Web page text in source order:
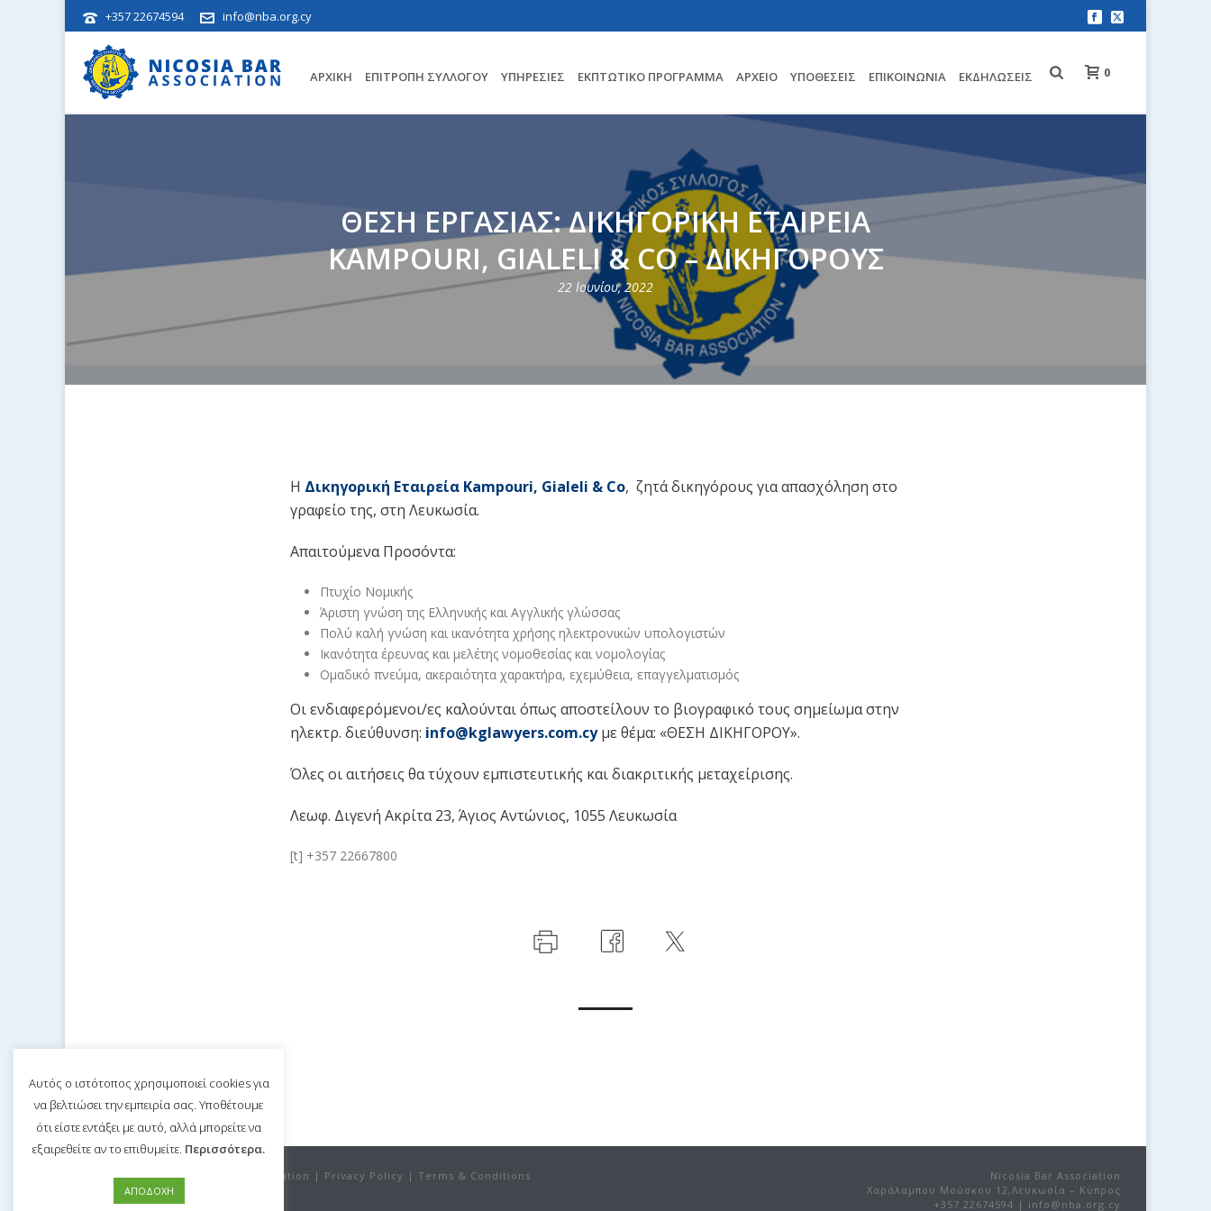
+357 22674594 info@nba.org.cy
ΑΡΧΙΚΉ ΕΠΙΤΡΟΠΗ ΣΥΛΛΟΓΟΥ ΥΠΗΡΕΣΊΕΣ ΕΚΠΤΩΤΙΚΌ ΠΡΌΓΡΑΜΜΑ ΑΡΧΕΊΟ ΥΠΟΘΈΣΕΙΣ EΠΙΚΟΙΝΩΝΊΑ ΕΚΔΗΛΏΣΕΙΣ 0
ΘΕΣΗ ΕΡΓΑΣΙΑΣ: ΔΙΚΗΓΟΡΙΚΗ ΕΤΑΙΡΕΙΑ
KAMPOURI, GIALELI & CO – ΔΙΚΗΓΟΡΟΥΣ
22 Ιουνίου, 2022
Η Δικηγορική Εταιρεία Kampouri, Gialeli & Co, ζητά δικηγόρους για απασχόληση στο
γραφείο της, στη Λευκωσία.
Απαιτούμενα Προσόντα:
Πτυχίο Νομικής
Άριστη γνώση της Ελληνικής και Αγγλικής γλώσσας
Πολύ καλή γνώση και ικανότητα χρήσης ηλεκτρονικών υπολογιστών
Ικανότητα έρευνας και μελέτης νομοθεσίας και νομολογίας
Ομαδικό πνεύμα, ακεραιότητα χαρακτήρα, εχεμύθεια, επαγγελματισμός
Οι ενδιαφερόμενοι/ες καλούνται όπως αποστείλουν το βιογραφικό τους σημείωμα στην
ηλεκτρ. διεύθυνση: info@kglawyers.com.cyμε θέμα: «ΘΕΣΗ ΔΙΚΗΓΟΡΟΥ».
Όλες οι αιτήσεις θα τύχουν εμπιστευτικής και διακριτικής μεταχείρισης.
Λεωφ. Διγενή Ακρίτα 23, Άγιος Αντώνιος, 1055 Λευκωσία
[t] +357 22667800
©Copyright 2020 Nicosia Bar Association | Privacy Policy | Terms & Conditions
By eVenzia Technologies LTD
Nicosia Bar Association
Χαράλαμπου Μούσκου 12,Λευκωσία – Κύπρος
+357 22674594 | info@nba.org.cy
Αυτός ο ιστότοπος χρησιμοποιεί cookies για
να βελτιώσει την εμπειρία σας. Υποθέτουμε
ότι είστε εντάξει με αυτό, αλλά μπορείτε να
εξαιρεθείτε αν το επιθυμείτε. Περισσότερα.
ΑΠΟΔΟΧΗ